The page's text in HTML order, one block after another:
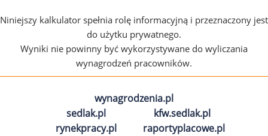
Niniejszy kalkulator spełnia rolę informacyjną i przeznaczony jest
do użytku prywatnego.
Wyniki nie powinny być wykorzystywane do wyliczania
wynagrodzeń pracowników.
wynagrodzenia.pl
sedlak.pl
kfw.sedlak.pl
rynekpracy.pl
raportyplacowe.pl